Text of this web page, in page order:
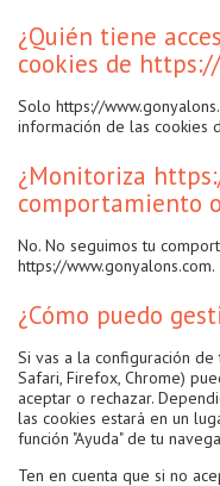
¿Quién tiene
cookies de
Solo https://
información de las cookies
¿Monitoriza
comportamiento
No. No seguimos tu
https://www.gonyalons.com.
¿Cómo puedo
Si vas a la configuración
Safari, Firefox, Chrome)
aceptar o rechazar.
las cookies estará en un
función "Ayuda" de tu
Ten en cuenta que si no